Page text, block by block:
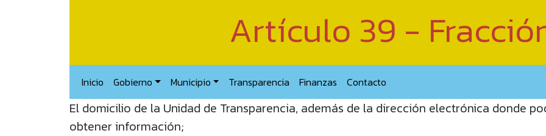
Artículo 39 -
Inicio Gobierno Municipio Transparencia Finanzas Contacto
El domicilio de la Unidad de Transparencia, además de la dirección electrónica donde
obtener información;